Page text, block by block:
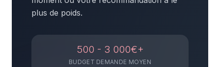
plus de poids.
500 - 3 000€+
BUDGET DEMANDE MOYEN